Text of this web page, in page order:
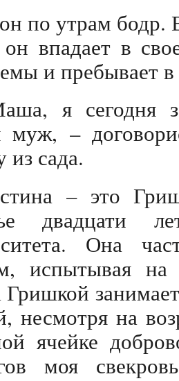
по утрам бодр.
впадает в
и пребывает
я сегодня
муж, –
сада.
– это
двадцати
Она
испытывая
несмотря на
ячейке
моя